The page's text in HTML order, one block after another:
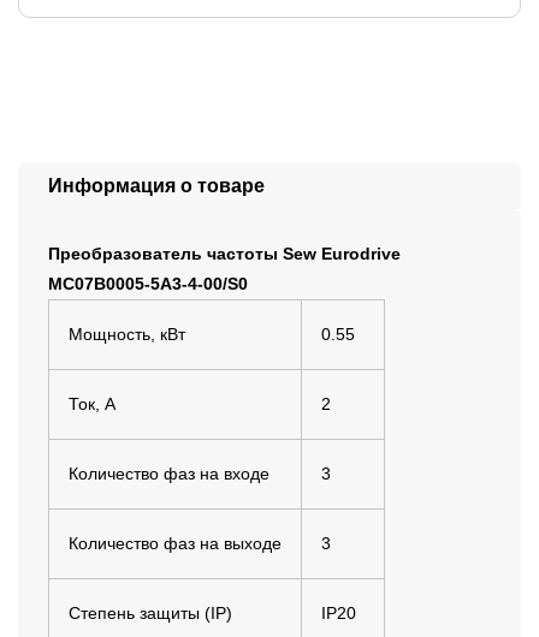
Информация о товаре
Преобразователь частоты Sew Eurodrive
MC07B0005-5A3-4-00/S0
Мощность, кВт 0.55
Ток, А 2
Количество фаз на входе 3
Количество фаз на выходе 3
Степень защиты (IP) IP20